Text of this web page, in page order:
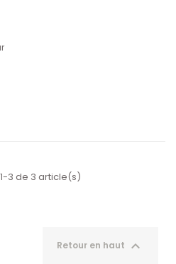
3 de 3 article(s)
Retour en haut 